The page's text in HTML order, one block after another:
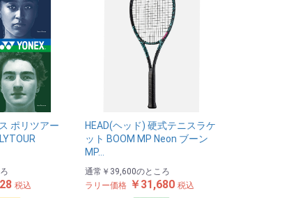
ポリツアー
税込
HEAD(ヘッド) 硬式テニスラケ
ット BOOM MP Neon ブーン
MP…
通常 ￥39,600のところ
ラリー価格￥31,680 税込